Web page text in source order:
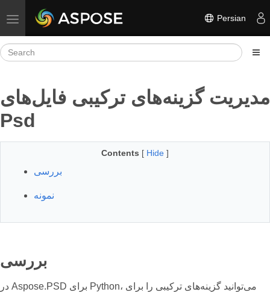
Toggle navigation Persian
مدیریت گزینه‌های ترکیبی فایل‌های
Psd
Contents [ Hide ]
بررسی
نمونه
بررسی
در Aspose.PSD برای Python، می‌توانید گزینه‌های ترکیبی را برای